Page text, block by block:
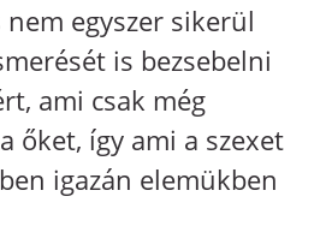
egyszer sikerül
is bezsebelni
ami csak még
őket, így ami a szexet
igazán elemükben